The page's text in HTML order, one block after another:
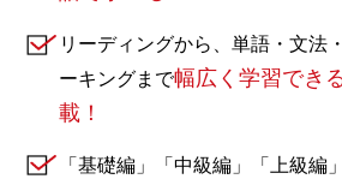
リーディングから、単語・文法
ーキングまで幅広く学習でき
載！
「基礎編」「中級編」「上級編